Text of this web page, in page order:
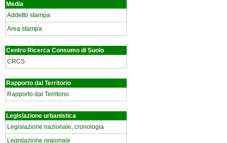
Media
Addetto stampa
Area stampa
Centro Ricerca Consumo di Suolo
CRCS
Rapporto dal Territorio
Rapporto dal Territorio
Legislazione urbanistica
Legislazione nazionale, cronologia
Legislazione regionale